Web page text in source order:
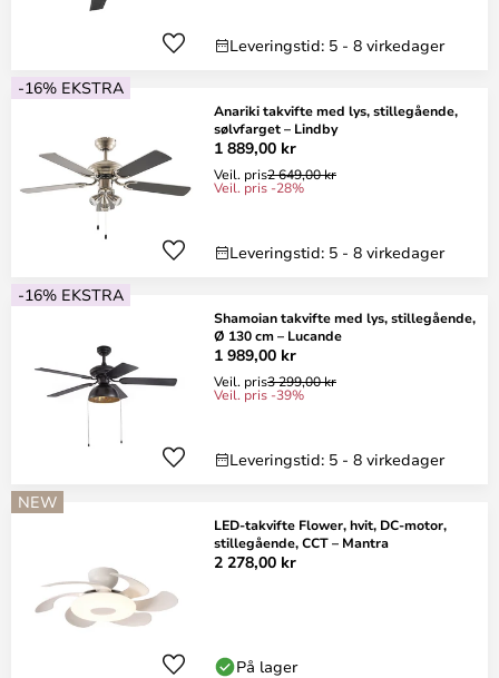
Leveringstid: 5 - 8 virkedager
-16% EKSTRA
Anariki takvifte med lys, stillegående,
sølvfarget – Lindby
1 889,00 kr
Veil. pris2 649,00 kr
Veil. pris -28%
Leveringstid: 5 - 8 virkedager
-16% EKSTRA
Shamoian takvifte med lys, stillegående,
Ø 130 cm – Lucande
1 989,00 kr
Veil. pris3 299,00 kr
Veil. pris -39%
Leveringstid: 5 - 8 virkedager
NEW
LED-takvifte Flower, hvit, DC-motor,
stillegående, CCT – Mantra
2 278,00 kr
På lager